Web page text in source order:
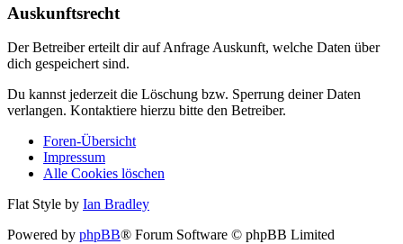
Auskunftsrecht
Der Betreiber erteilt dir auf Anfrage Auskunft, welche Daten über
dich gespeichert sind.
Du kannst jederzeit die Löschung bzw. Sperrung deiner Daten
verlangen. Kontaktiere hierzu bitte den Betreiber.
Foren-Übersicht
Impressum
Alle Cookies löschen
Flat Style by Ian Bradley
Powered by phpBB® Forum Software © phpBB Limited